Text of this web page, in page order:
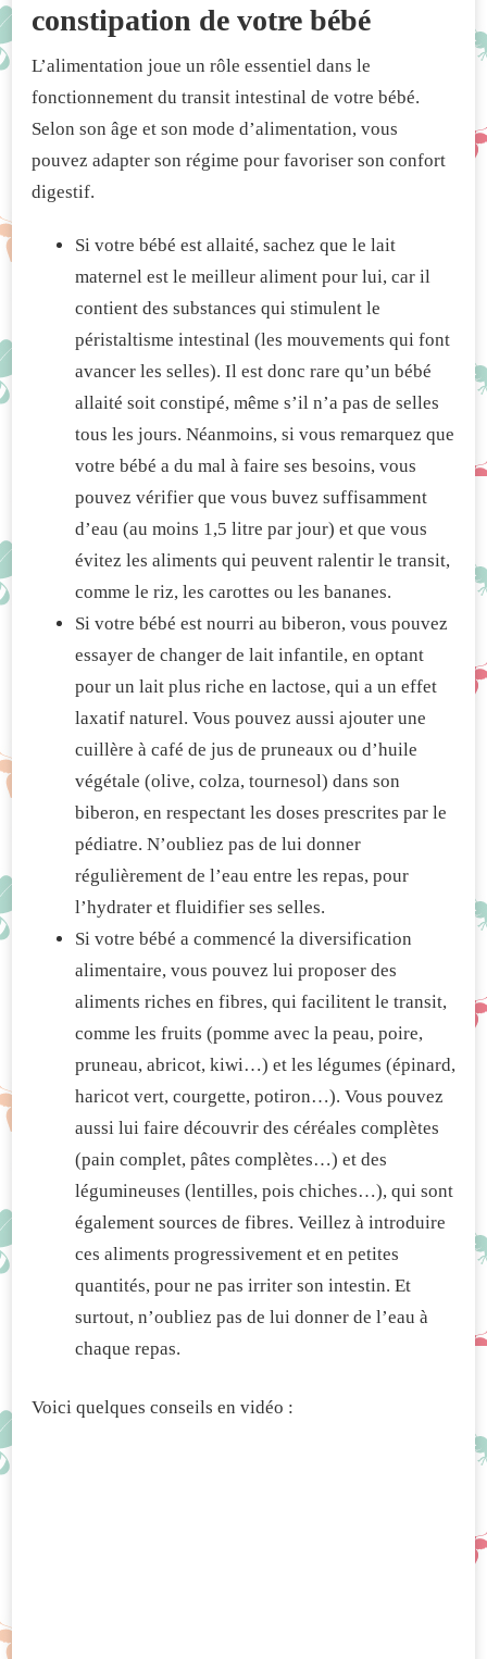
constipation de votre bébé
L’alimentation joue un rôle essentiel dans le
fonctionnement du transit intestinal de votre bébé.
Selon son âge et son mode d’alimentation, vous
pouvez adapter son régime pour favoriser son confort
digestif.
Si votre bébé est allaité, sachez que le lait
maternel est le meilleur aliment pour lui, car il
contient des substances qui stimulent le
péristaltisme intestinal (les mouvements qui font
avancer les selles). Il est donc rare qu’un bébé
allaité soit constipé, même s’il n’a pas de selles
tous les jours. Néanmoins, si vous remarquez que
votre bébé a du mal à faire ses besoins, vous
pouvez vérifier que vous buvez suffisamment
d’eau (au moins 1,5 litre par jour) et que vous
évitez les aliments qui peuvent ralentir le transit,
comme le riz, les carottes ou les bananes.
Si votre bébé est nourri au biberon, vous pouvez
essayer de changer de lait infantile, en optant
pour un lait plus riche en lactose, qui a un effet
laxatif naturel. Vous pouvez aussi ajouter une
cuillère à café de jus de pruneaux ou d’huile
végétale (olive, colza, tournesol) dans son
biberon, en respectant les doses prescrites par le
pédiatre. N’oubliez pas de lui donner
régulièrement de l’eau entre les repas, pour
l’hydrater et fluidifier ses selles.
Si votre bébé a commencé la diversification
alimentaire, vous pouvez lui proposer des
aliments riches en fibres, qui facilitent le transit,
comme les fruits (pomme avec la peau, poire,
pruneau, abricot, kiwi…) et les légumes (épinard,
haricot vert, courgette, potiron…). Vous pouvez
aussi lui faire découvrir des céréales complètes
(pain complet, pâtes complètes…) et des
légumineuses (lentilles, pois chiches…), qui sont
également sources de fibres. Veillez à introduire
ces aliments progressivement et en petites
quantités, pour ne pas irriter son intestin. Et
surtout, n’oubliez pas de lui donner de l’eau à
chaque repas.
Voici quelques conseils en vidéo :